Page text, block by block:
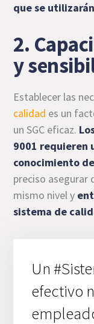
que se utilizarán
2.
y
Establecer las
calidad es un
un SGC eficaz.
9001 requieren
conocimiento
preciso asegurar
mismo nivel y
sistema de
Un
efectivo